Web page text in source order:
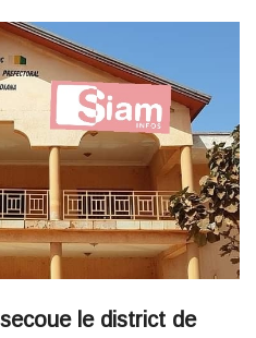
le district de